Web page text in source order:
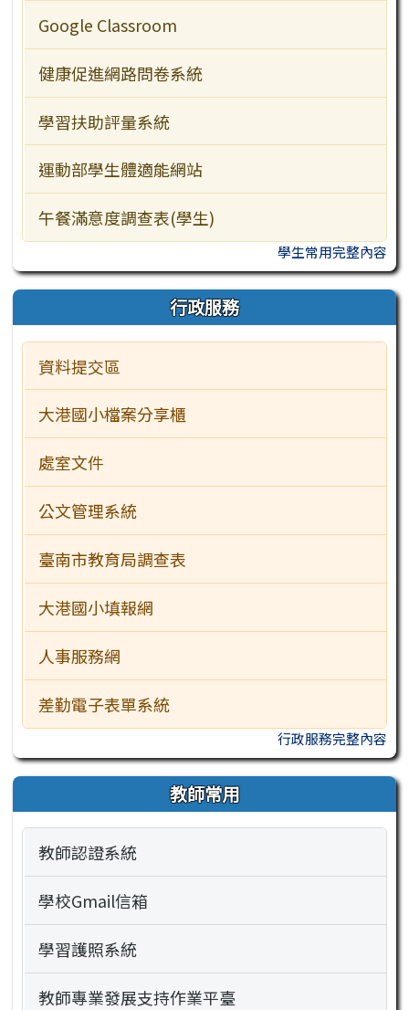
行政服務
訪客常用
Google Classroom
健康促進網路問卷系統
學習扶助評量系統
運動部學生體適能網站
午餐滿意度調查表(學生)
學生常用完整內容
行政服務
資料提交區
大港國小檔案分享櫃
處室文件
公文管理系統
臺南市教育局調查表
大港國小填報網
人事服務網
差勤電子表單系統
行政服務完整內容
教師常用
教師認證系統
學校Gmail信箱
學習護照系統
教師專業發展支持作業平臺